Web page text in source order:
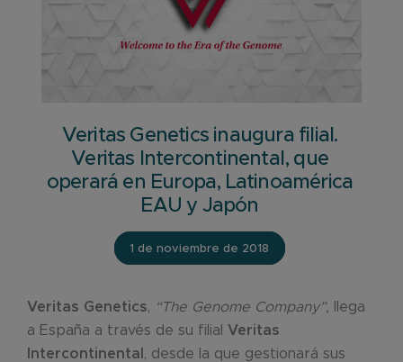
Veritas Genetics inaugura filial.
Veritas Intercontinental, que
operará en Europa, Latinoamérica
EAU y Japón
1 de noviembre de 2018
Veritas Genetics, “The Genome Company”, llega
a España a través de su filial Veritas
Intercontinental , desde la que gestionará sus